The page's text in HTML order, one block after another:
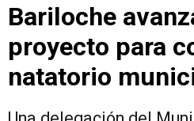
Bariloche
proyecto para
natatorio